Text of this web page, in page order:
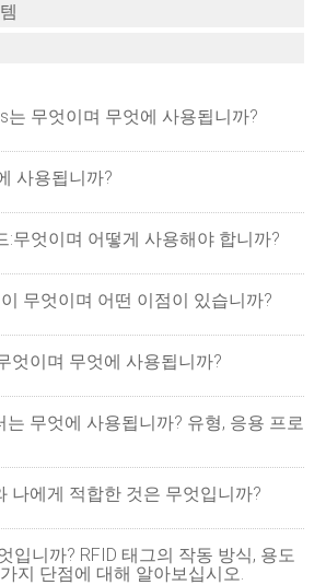
는 무엇이며 무엇에 사용됩니까?
사용됩니까?
:무엇이며 어떻게 사용해야 합니까?
무엇이며 어떤 이점이 있습니까?
엇이며 무엇에 사용됩니까?
는 무엇에 사용됩니까? 유형, 응용 프로
나에게 적합한 것은 무엇입니까?
입니까? RFID 태그의 작동 방식, 용도
지 단점에 대해 알아보십시오.